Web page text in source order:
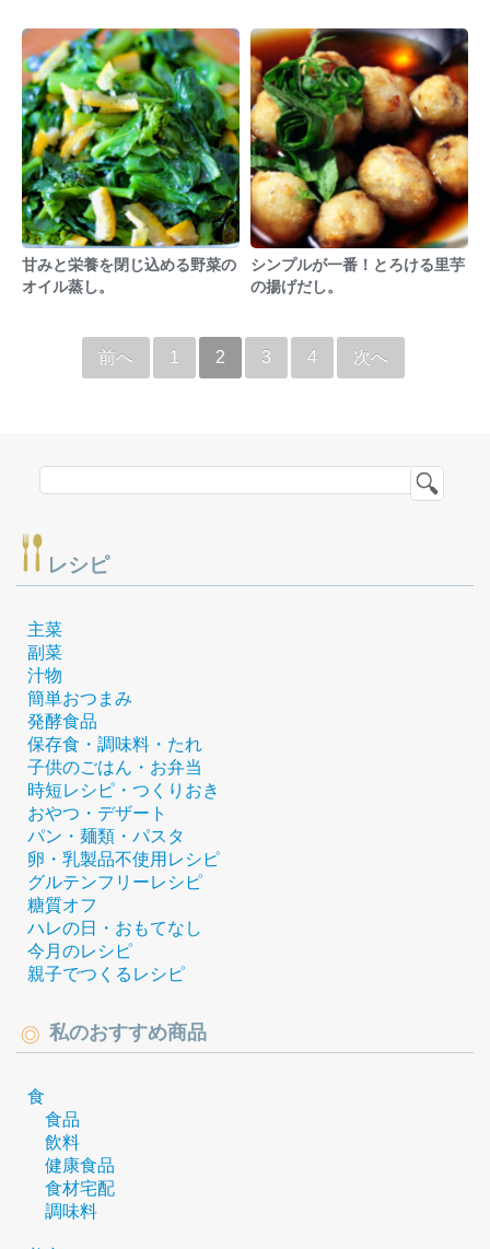
甘みと栄養を閉じ込める野菜の
オイル蒸し。
シンプルが一番！とろける里芋
の揚げだし。
前へ 1 2 3 4 次へ
レシピ
主菜
副菜
汁物
簡単おつまみ
発酵食品
保存食・調味料・たれ
子供のごはん・お弁当
時短レシピ・つくりおき
おやつ・デザート
パン・麺類・パスタ
卵・乳製品不使用レシピ
グルテンフリーレシピ
糖質オフ
ハレの日・おもてなし
今月のレシピ
親子でつくるレシピ
私のおすすめ商品
食
食品
飲料
健康食品
食材宅配
調味料